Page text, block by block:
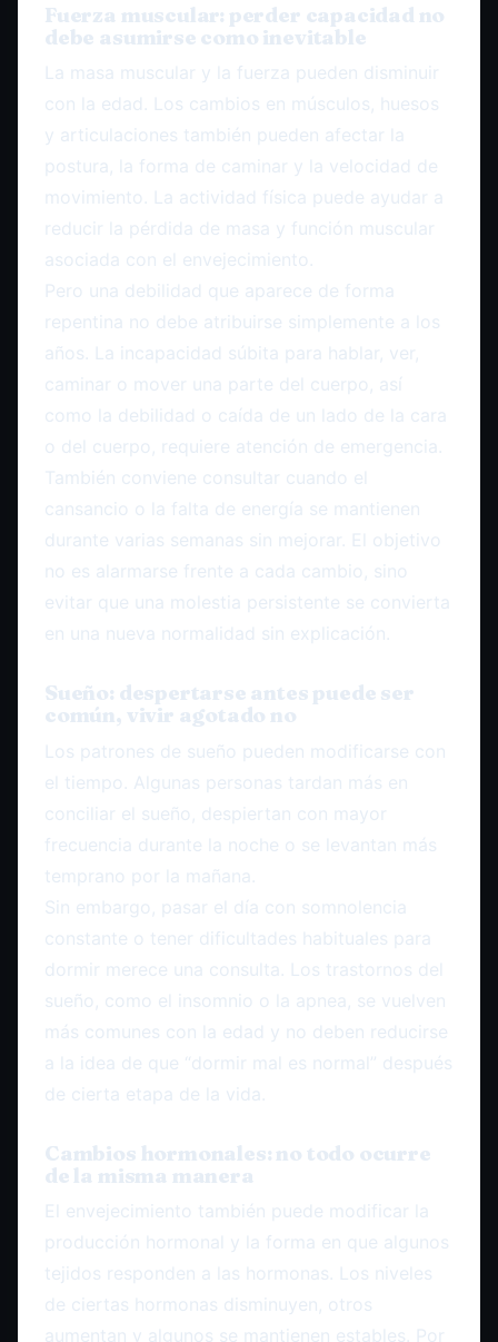
Fuerza muscular: perder capacidad no
debe asumirse como inevitable
La masa muscular y la fuerza pueden disminuir
con la edad. Los cambios en músculos, huesos
y articulaciones también pueden afectar la
postura, la forma de caminar y la velocidad de
movimiento. La actividad física puede ayudar a
reducir la pérdida de masa y función muscular
asociada con el envejecimiento.
Pero una debilidad que aparece de forma
repentina no debe atribuirse simplemente a los
años. La incapacidad súbita para hablar, ver,
caminar o mover una parte del cuerpo, así
como la debilidad o caída de un lado de la cara
o del cuerpo, requiere atención de emergencia.
También conviene consultar cuando el
cansancio o la falta de energía se mantienen
durante varias semanas sin mejorar. El objetivo
no es alarmarse frente a cada cambio, sino
evitar que una molestia persistente se convierta
en una nueva normalidad sin explicación.
Sueño: despertarse antes puede ser
común, vivir agotado no
Los patrones de sueño pueden modificarse con
el tiempo. Algunas personas tardan más en
conciliar el sueño, despiertan con mayor
frecuencia durante la noche o se levantan más
temprano por la mañana.
Sin embargo, pasar el día con somnolencia
constante o tener dificultades habituales para
dormir merece una consulta. Los trastornos del
sueño, como el insomnio o la apnea, se vuelven
más comunes con la edad y no deben reducirse
a la idea de que “dormir mal es normal” después
de cierta etapa de la vida.
Cambios hormonales: no todo ocurre
de la misma manera
El envejecimiento también puede modificar la
producción hormonal y la forma en que algunos
tejidos responden a las hormonas. Los niveles
de ciertas hormonas disminuyen, otros
aumentan y algunos se mantienen estables. Por